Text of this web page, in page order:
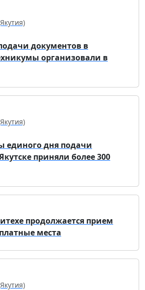
документов в
организовали в
единого дня подачи
приняли более 300
продолжается прием
места